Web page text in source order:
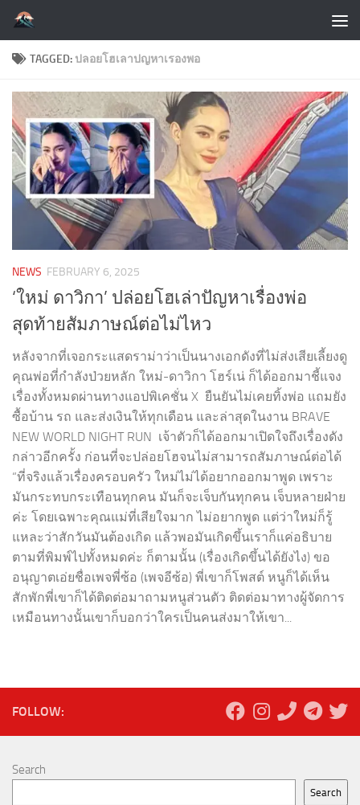
Skip to content
TAGGED: ปลอยโฮเลาปญหาเรองพอ
NEWS FEBRUARY 6, 2025
‘ใหม่ ดาวิกา’ ปล่อยโฮเล่าปัญหาเรื่องพ่อ
สุดท้ายสัมภาษณ์ต่อไม่ไหว
หลังจากที่เจอกระแสดราม่าว่าเป็นนางเอกดังที่ไม่ส่งเสียเลี้ยงดู
คุณพ่อที่กำลังป่วยหลัก ใหม่-ดาวิกา โฮร์เน่ ก็ได้ออกมาชี้แจง
เรื่องทั้งหมดผ่านทางแอปพิเคชั่น X ยืนยันไม่เคยทิ้งพ่อ แถมยัง
ซื้อบ้าน รถ และส่งเงินให้ทุกเดือน และล่าสุดในงาน BRAVE
NEW WORLD NIGHT RUN เจ้าตัวก็ได้ออกมาเปิดใจถึงเรื่องดัง
กล่าวอีกครั้ง ก่อนที่จะปล่อยโฮจนไม่สามารถสัมภาษณ์ต่อได้
“ที่จริงแล้วเรื่องครอบครัว ใหม่ไม่ได้อยากออกมาพูด เพราะ
มันกระทบกระเทือนทุกคน มันก็จะเจ็บกันทุกคน เจ็บหลายฝ่าย
ค่ะ โดยเฉพาะคุณแม่ที่เสียใจมาก ไม่อยากพูด แต่ว่าใหม่ก็รู้
แหละว่าสักวันมันต้องเกิด แล้วพอมันเกิดขึ้นเราก็แค่อธิบาย
ตามที่พิมพ์ไปทั้งหมดค่ะ ก็ตามนั้น (เรื่องเกิดขึ้นได้ยังไง) ขอ
อนุญาตเอ่ยชื่อเพจพี่ซ้อ (เพจอีซ้อ) พี่เขาก็โพสต์ หนูก็ได้เห็น
สักพักพี่เขาก็ได้ติดต่อมาถามหนูส่วนตัว ติดต่อมาทางผู้จัดการ
เหมือนทางนั้นเขาก็บอกว่าใครเป็นคนส่งมาให้เขา...
FOLLOW:
Search
Search